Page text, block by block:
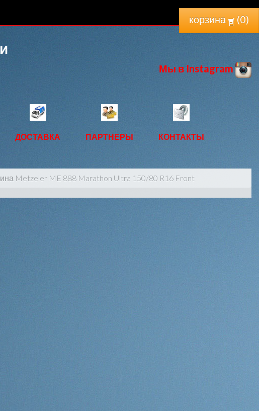
корзина (0)
Мы в Instagram
ДОСТАВКА ПАРТНЕРЫ КОНТАКТЫ
Metzeler ME 888 Marathon Ultra 150/80 R16 Front